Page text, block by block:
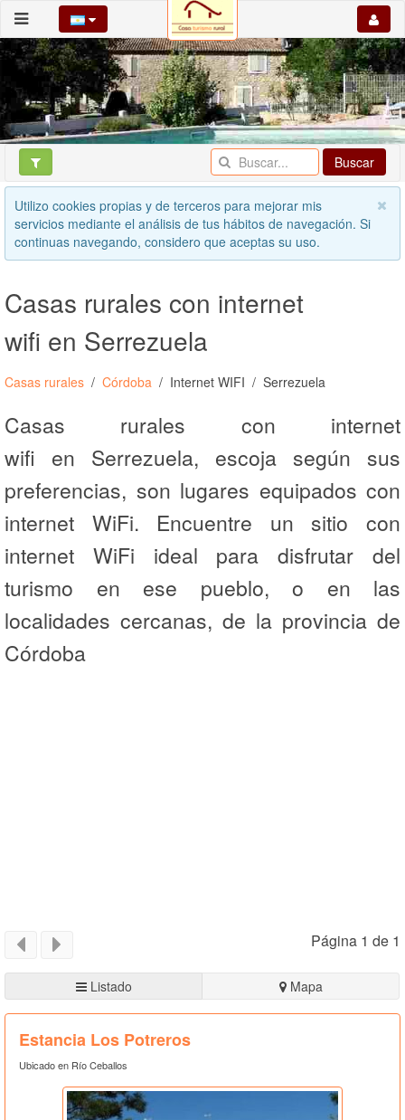
Buscar
Utilizo cookies propias y de terceros para mejorar mis
servicios mediante el análisis de tus hábitos de navegación. Si
continuas navegando, considero que aceptas su uso.
Casas rurales con internet
wifi en Serrezuela
Casas rurales Córdoba Internet WIFI Serrezuela
Casas rurales con internet
wifi en Serrezuela, escoja según sus
preferencias, son lugares equipados con
internet WiFi. Encuentre un sitio con
internet WiFi ideal para disfrutar del
turismo en ese pueblo, o en las
localidades cercanas, de la provincia de
Córdoba
Página 1 de 1
Listado Mapa
Estancia Los Potreros
Ubicado en Río Ceballos